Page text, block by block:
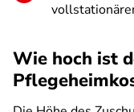
Wie hoch ist